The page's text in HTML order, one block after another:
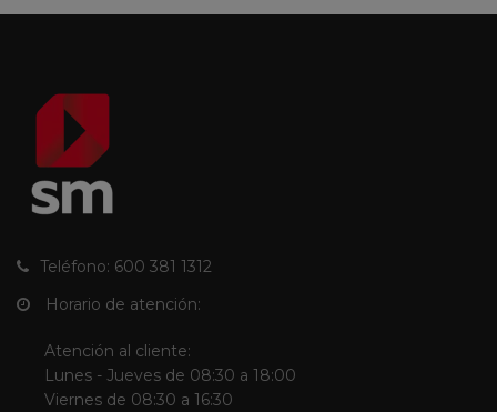
Teléfono: 600 381 1312
Horario de atención:
Atención al cliente:
Lunes - Jueves de 08:30 a 18:00
Viernes de 08:30 a 16:30